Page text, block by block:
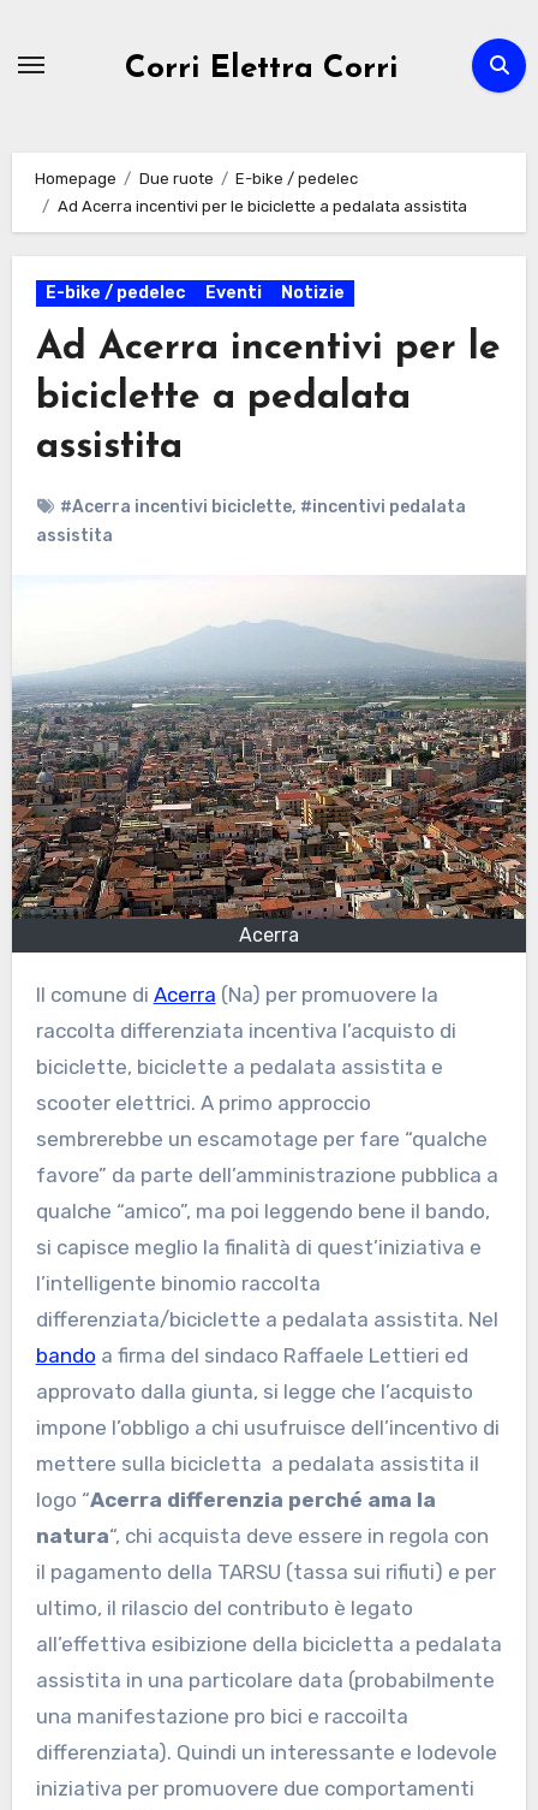
Corri Elettra Corri
Homepage Due ruote
E-bike / pedelec
Ad Acerra incentivi per le biciclette a pedalata assistita
E-bike / pedelec Eventi Notizie
Ad Acerra incentivi per le
biciclette a pedalata
assistita
#Acerra incentivi biciclette, #incentivi pedalata
assistita
Acerra
Il comune di Acerra (Na) per promuovere la
raccolta differenziata incentiva l’acquisto di
biciclette, biciclette a pedalata assistita e
scooter elettrici. A primo approccio
sembrerebbe un escamotage per fare “qualche
favore” da parte dell’amministrazione pubblica a
qualche “amico”, ma poi leggendo bene il bando,
si capisce meglio la finalità di quest’iniziativa e
l’intelligente binomio raccolta
differenziata/biciclette a pedalata assistita. Nel
bando a firma del sindaco Raffaele Lettieri ed
approvato dalla giunta, si legge che l’acquisto
impone l’obbligo a chi usufruisce dell’incentivo di
mettere sulla bicicletta a pedalata assistita il
logo “Acerra differenzia perché ama la
natura“, chi acquista deve essere in regola con
il pagamento della TARSU (tassa sui rifiuti) e per
ultimo, il rilascio del contributo è legato
all’effettiva esibizione della bicicletta a pedalata
assistita in una particolare data (probabilmente
una manifestazione pro bici e raccoilta
differenziata). Quindi un interessante e lodevole
iniziativa per promuovere due comportamenti